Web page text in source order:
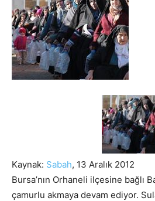
Kaynak: Sabah, 13 Aralık 2012
Bursa’nın Orhaneli ilçesine bağlı
çamurlu akmaya devam ediyor.